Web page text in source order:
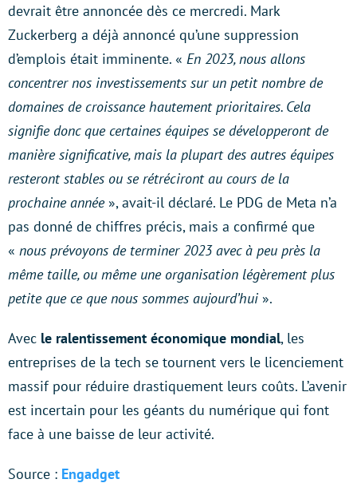
devrait être annoncée dès ce mercredi. Mark
Zuckerberg a déjà annoncé qu’une suppression
d’emplois était imminente. « En 2023, nous allons
concentrer nos investissements sur un petit nombre de
domaines de croissance hautement prioritaires. Cela
signifie donc que certaines équipes se développeront de
manière significative, mais la plupart des autres équipes
resteront stables ou se rétréciront au cours de la
prochaine année», avait-il déclaré. Le PDG de Meta n’a
pas donné de chiffres précis, mais a confirmé que
« nous prévoyons de terminer 2023 avec à peu près la
même taille, ou même une organisation légèrement plus
petite que ce que nous sommes aujourd’hui ».
Avec le ralentissement économique mondial, les
entreprises de la tech se tournent vers le licenciement
massif pour réduire drastiquement leurs coûts. L’avenir
est incertain pour les géants du numérique qui font
face à une baisse de leur activité.
Source : Engadget